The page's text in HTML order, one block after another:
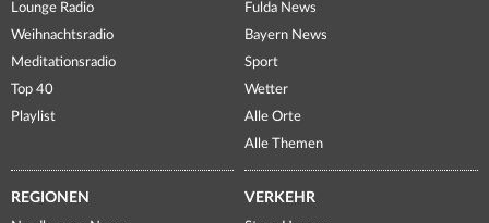
Lounge Radio
Weihnachtsradio
Meditationsradio
Top 40
Playlist
Fulda News
Bayern News
Sport
Wetter
Alle Orte
Alle Themen
REGIONEN VERKEHR